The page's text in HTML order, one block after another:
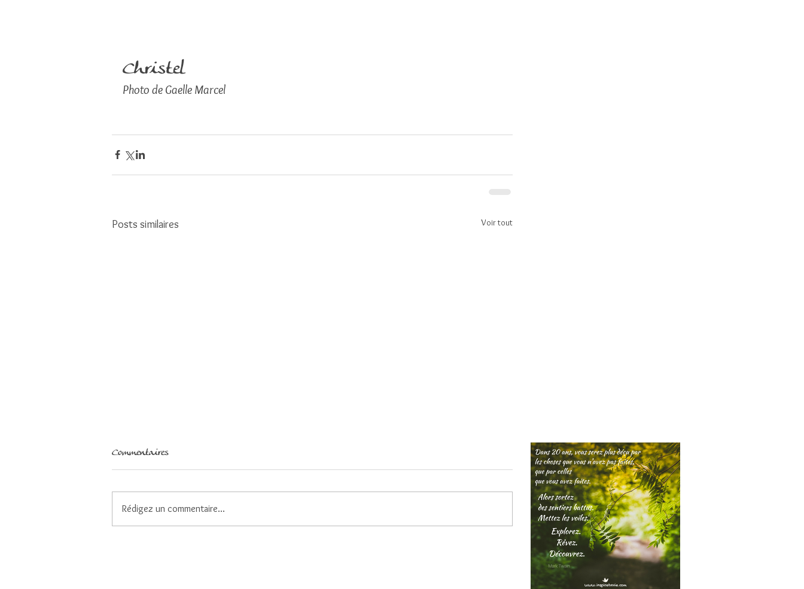
Christel
Photo de Gaelle Marcel
Posts similaires Voir tout
Commentaires
Rédigez un commentaire...